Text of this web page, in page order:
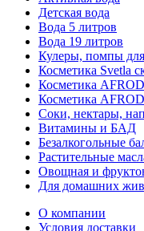
Детская вода
Вода 5 литров
Вода 19 литров
Кулеры, помпы
Косметика Svetla
Косметика
Косметика
Соки, нектары,
Витамины и БАД
Безалкогольные
Растительные
Овощная и
Для домашних
О компании
Условия доставки